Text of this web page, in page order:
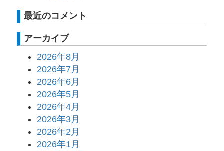
最近のコメント
アーカイブ
2026年8月
2026年7月
2026年6月
2026年5月
2026年4月
2026年3月
2026年2月
2026年1月